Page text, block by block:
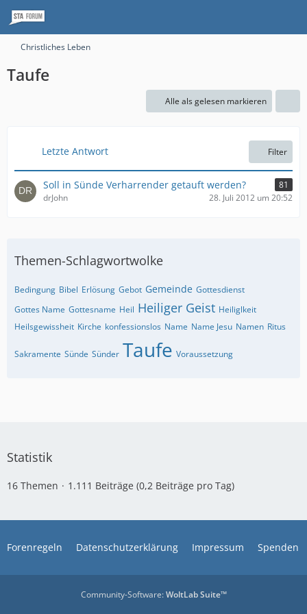
Christliches Leben
Taufe
Alle als gelesen markieren
Letzte Antwort Filter
Soll in Sünde Verharrender getauft werden?
81
drJohn
28. Juli 2012 um 20:52
Themen-Schlagwortwolke
Bedingung Bibel Erlösung Gebot Gemeinde Gottesdienst
Gottes Name Gottesname Heil Heiliger Geist Heiliglkeit
Heilsgewissheit Kirche konfessionslos Name Name Jesu Namen Ritus
Sakramente Sünde Sünder Taufe Voraussetzung
Statistik
16 Themen 1.111 Beiträge (0,2 Beiträge pro Tag)
Forenregeln Datenschutzerklärung Impressum Spenden
Community-Software:WoltLab Suite™